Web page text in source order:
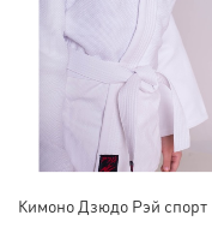
Кимоно Дзюдо Рэй спорт